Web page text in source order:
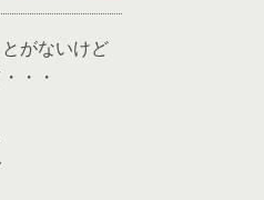
がないけど
・・